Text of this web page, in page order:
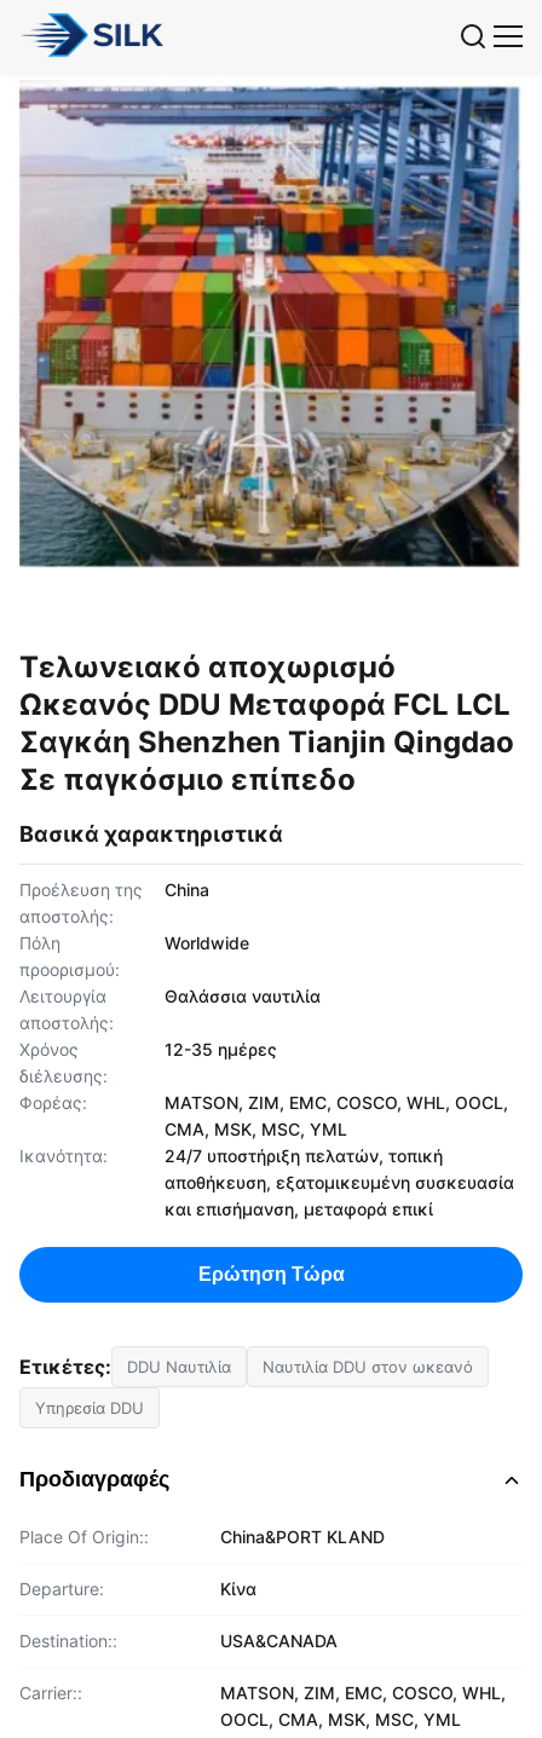
Τελωνειακό αποχωρισμό
Ωκεανός DDU Μεταφορά FCL LCL
Σαγκάη Shenzhen Tianjin Qingdao
Σε παγκόσμιο επίπεδο
Βασικά χαρακτηριστικά
Προέλευση της
αποστολής:
China
Πόλη
προορισμού:
Worldwide
Λειτουργία
αποστολής:
Θαλάσσια ναυτιλία
Χρόνος
διέλευσης:
12-35 ημέρες
Φορέας:
MATSON, ZIM, EMC, COSCO, WHL, OOCL,
CMA, MSK, MSC, YML
Ικανότητα:
24/7 υποστήριξη πελατών, τοπική
αποθήκευση, εξατομικευμένη συσκευασία
και επισήμανση, μεταφορά επικί
Ερώτηση Τώρα
Ετικέτες: DDU Ναυτιλία Ναυτιλία DDU στον ωκεανό
Υπηρεσία DDU
Προδιαγραφές
Place Of Origin:: China&PORT KLAND
Departure: Κίνα
Destination:: USA&CANADA
Carrier::
MATSON, ZIM, EMC, COSCO, WHL,
OOCL, CMA, MSK, MSC, YML